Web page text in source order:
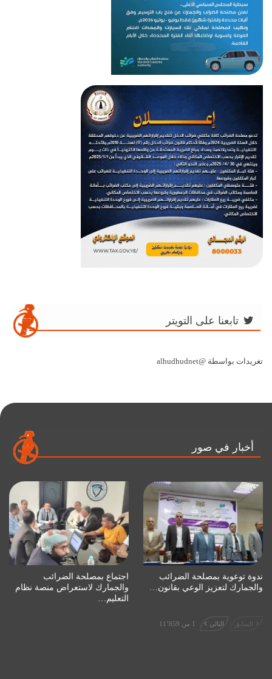
تابعنا على التويتر
تغريدات بواسطة @alhudhudnet
أخبار في صور
ندوة توعوية بمصلحة الضرائب
والجمارك لتعزيز الوعي بقانون…
اجتماع بمصلحة الضرائب
والجمارك لاستعراض منصة نظام
التعليم…
السابق التالي 1 من 11٬859